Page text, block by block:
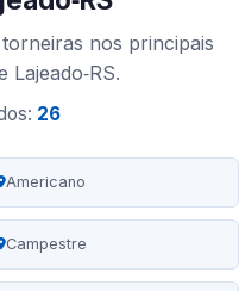
nos principais
Lajeado‑RS.
26
Americano
Campestre